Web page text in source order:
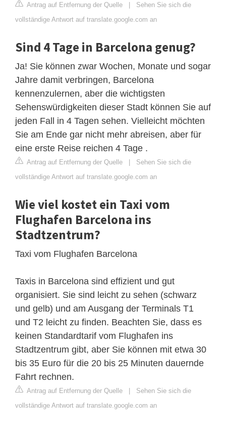
Antrag auf Entfernung der Quelle | Sehen Sie sich die
vollständige Antwort auf translate.google.com an
Sind 4 Tage in Barcelona genug?
Ja! Sie können zwar Wochen, Monate und sogar
Jahre damit verbringen, Barcelona
kennenzulernen, aber die wichtigsten
Sehenswürdigkeiten dieser Stadt können Sie auf
jeden Fall in 4 Tagen sehen. Vielleicht möchten
Sie am Ende gar nicht mehr abreisen, aber für
eine erste Reise reichen 4 Tage .
Antrag auf Entfernung der Quelle | Sehen Sie sich die
vollständige Antwort auf translate.google.com an
Wie viel kostet ein Taxi vom
Flughafen Barcelona ins
Stadtzentrum?
Taxi vom Flughafen Barcelona
Taxis in Barcelona sind effizient und gut
organisiert. Sie sind leicht zu sehen (schwarz
und gelb) und am Ausgang der Terminals T1
und T2 leicht zu finden. Beachten Sie, dass es
keinen Standardtarif vom Flughafen ins
Stadtzentrum gibt, aber Sie können mit etwa 30
bis 35 Euro für die 20 bis 25 Minuten dauernde
Fahrt rechnen.
Antrag auf Entfernung der Quelle | Sehen Sie sich die
vollständige Antwort auf translate.google.com an